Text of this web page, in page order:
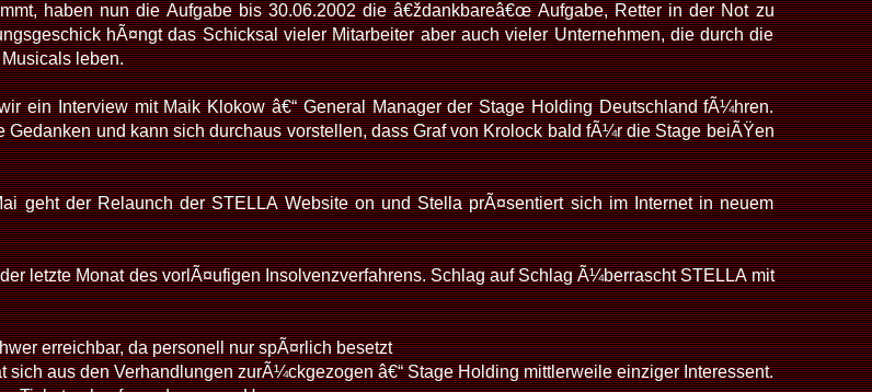
haben nun die Aufgabe bis 30.06.2002 die â€ždankbareâ€œ Aufgabe, Retter in der Not zu
hÃ¤ngt das Schicksal vieler Mitarbeiter aber auch vieler Unternehmen, die durch die
leben.
ein Interview mit Maik Klokow â€“ General Manager der Stage Holding Deutschland fÃ¼hren.
Gedanken und kann sich durchaus vorstellen, dass Graf von Krolock bald fÃ¼r die Stage beiÃŸen
geht der Relaunch der STELLA Website on und Stella prÃ¤sentiert sich im Internet in neuem
letzte Monat des vorlÃ¤ufigen Insolvenzverfahrens. Schlag auf Schlag Ã¼berrascht STELLA mit
erreichbar, da personell nur spÃ¤rlich besetzt
sich aus den Verhandlungen zurÃ¼ckgezogen â€“ Stage Holding mittlerweile einziger Interessent.